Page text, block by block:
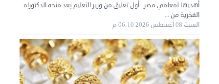
الأحد 01 سبتمبر 2024 02:03 م
أهديها لمعلمي مصر.. أول تعليق من وزير التعليم بعد منحه الدكتوراه
الفخرية من ...
السبت 08 أغسطس 2026 06:10 م